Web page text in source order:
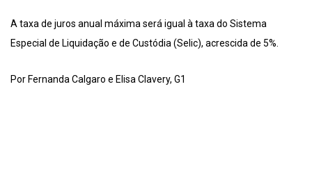
A taxa de juros anual máxima será igual à taxa do Sistema
Especial de Liquidação e de Custódia (Selic), acrescida de 5%.
Por Fernanda Calgaro e Elisa Clavery, G1